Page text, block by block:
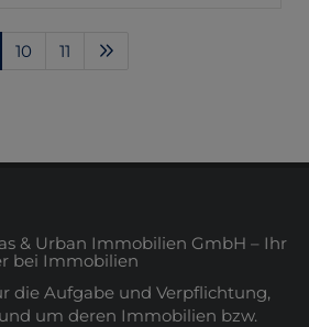
10 11
& Urban Immobilien GmbH – Ihr
bei Immobilien
die Aufgabe und Verpflichtung,
um deren Immobilien bzw.